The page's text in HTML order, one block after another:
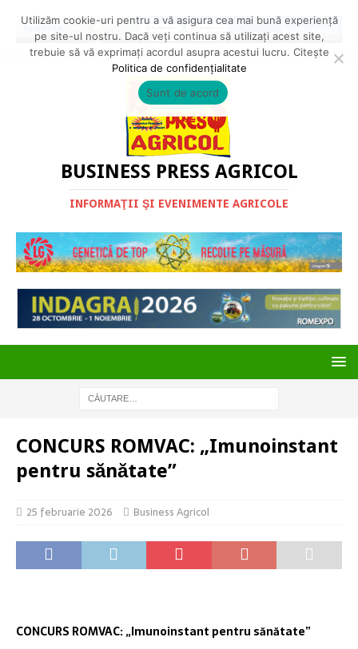
BUSINESS PRESS AGRICOL
INFORMAŢII ŞI EVENIMENTE AGRICOLE
CONCURS ROMVAC: „Imunoinstant
pentru sănătate”
25 februarie 2026 Business Agricol
CONCURS ROMVAC: „Imunoinstant pentru sănătate”
Utilizăm cookie-uri pentru a vă asigura cea mai bună experiență
pe site-ul nostru. Dacă veți continua să utilizați acest site,
trebuie să vă exprimați acordul asupra acestui lucru. Citește
Politica de confidențialitate
Sunt de acord